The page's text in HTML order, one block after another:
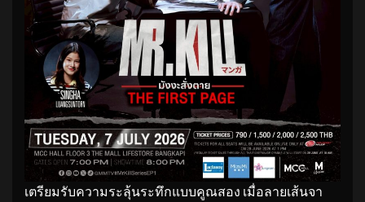
เตรียมรับความระลุ้นระทึกแบบคูณสอง เมื่อลายเส้นจา